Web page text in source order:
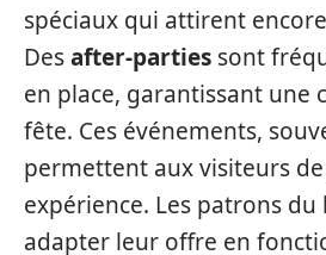
spéciaux qui attirent
Desafter-parties sont
en place, garantissant une
fête. Ces événements,
permettent aux visiteurs
expérience. Les patrons du
adapter leur offre en